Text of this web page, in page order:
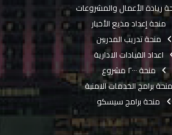
ريادة الأعمال والمشروعات
منحة إعداد مذيع الأخبار
منحة تدريب المدربين
اعداد القيادات الادارية
منحة ٢٠٠٠ مشروع
منحة برامج الخدمات الامنية
منحة برامج سيسكو